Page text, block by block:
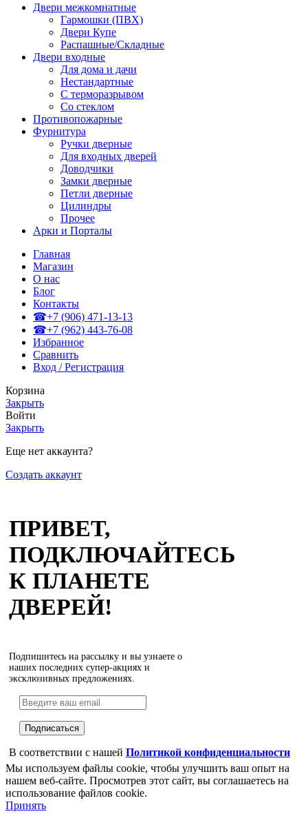
Двери межкомнатные
Гармошки (ПВХ)
Двери Купе
Распашные/Складные
Двери входные
Для дома и дачи
Нестандартные
С терморазрывом
Со стеклом
Противопожарные
Фурнитура
Ручки дверные
Для входных дверей
Доводчики
Замки дверные
Петли дверные
Цилиндры
Прочее
Арки и Порталы
Главная
Магазин
О нас
Блог
Контакты
☎+7 (906) 471-13-13
☎+7 (962) 443-76-08
Избранное
Сравнить
Вход / Регистрация
Корзина
Закрыть
Войти
Закрыть
Еще нет аккаунта?
Создать аккаунт
ПРИВЕТ,
ПОДКЛЮЧАЙТЕСЬ
К ПЛАНЕТЕ
ДВЕРЕЙ!
Подпишитесь на рассылку и вы узнаете о
наших последних супер-акциях и
эксклюзивных предложениях.
В соответствии с нашей Политикой конфиденциальности
Мы используем файлы cookie, чтобы улучшить ваш опыт на
нашем веб-сайте. Просмотрев этот сайт, вы соглашаетесь на
использование файлов cookie.
Принять